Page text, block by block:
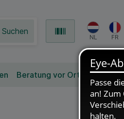
Suchen
Beratung vor Ort